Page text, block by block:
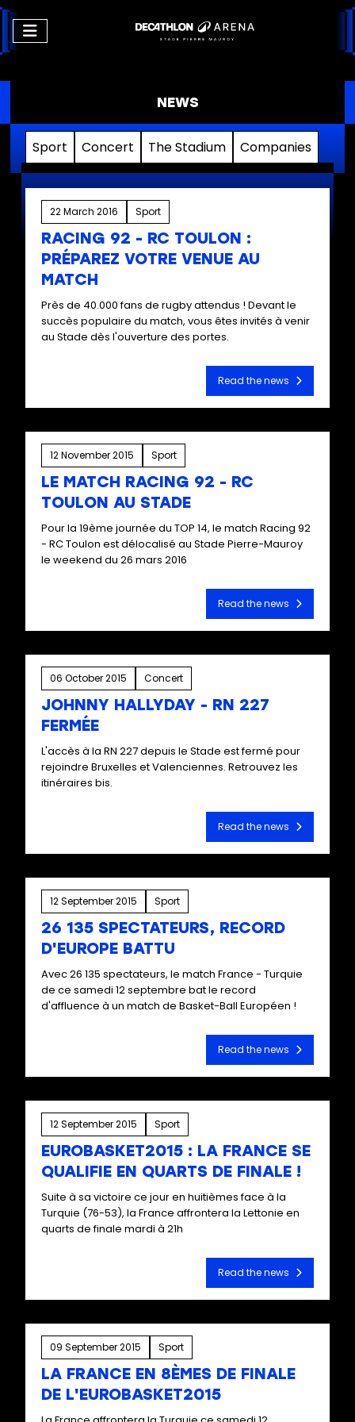
NEWS
Sport Concert The Stadium Companies
22 March 2016 Sport
RACING 92 - RC TOULON :
PRÉPAREZ VOTRE VENUE AU
MATCH
Près de 40.000 fans de rugby attendus ! Devant le
succès populaire du match, vous êtes invités à venir
au Stade dès l'ouverture des portes.
Read the news
12 November 2015 Sport
LE MATCH RACING 92 - RC
TOULON AU STADE
Pour la 19ème journée du TOP 14, le match Racing 92
- RC Toulon est délocalisé au Stade Pierre-Mauroy
le weekend du 26 mars 2016
Read the news
06 October 2015 Concert
JOHNNY HALLYDAY - RN 227
FERMÉE
L'accès à la RN 227 depuis le Stade est fermé pour
rejoindre Bruxelles et Valenciennes. Retrouvez les
itinéraires bis.
Read the news
12 September 2015 Sport
26 135 SPECTATEURS, RECORD
D'EUROPE BATTU
Avec 26 135 spectateurs, le match France - Turquie
de ce samedi 12 septembre bat le record
d'affluence à un match de Basket-Ball Européen !
Read the news
12 September 2015 Sport
EUROBASKET2015 : LA FRANCE SE
QUALIFIE EN QUARTS DE FINALE !
Suite à sa victoire ce jour en huitièmes face à la
Turquie (76-53), la France affrontera la Lettonie en
quarts de finale mardi à 21h
Read the news
09 September 2015 Sport
LA FRANCE EN 8ÈMES DE FINALE
DE L'EUROBASKET2015